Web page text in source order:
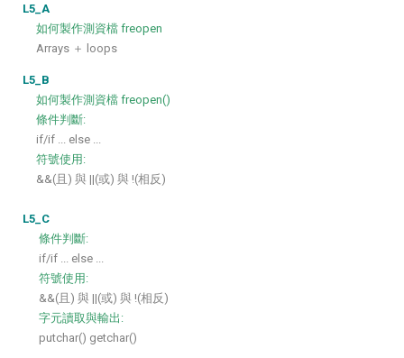
L5_A
如何製作測資檔 freopen
Arrays ＋ loops
L5_B
如何製作測資檔 freopen()
條件判斷:
if/if ... else ...
符號使用:
&&(且) 與 ||(或) 與 !(相反)
L5_C
條件判斷:
if/if ... else ...
符號使用:
&&(且) 與 ||(或) 與 !(相反)
字元讀取與輸出:
putchar() getchar()